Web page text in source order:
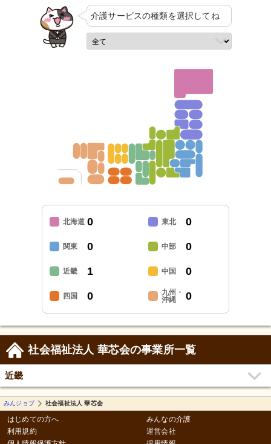
介護サービスの種類を選択してね
北海道 0 東北 0
関東 0 中部 0
近畿 1 中国 0
四国 0
九州・
沖縄
0
社会福祉法人 華芯会の事業所一覧
近畿
みんジョブ 社会福祉法人 華芯会
はじめての方へ
利用規約
みんなの介護
運営会社